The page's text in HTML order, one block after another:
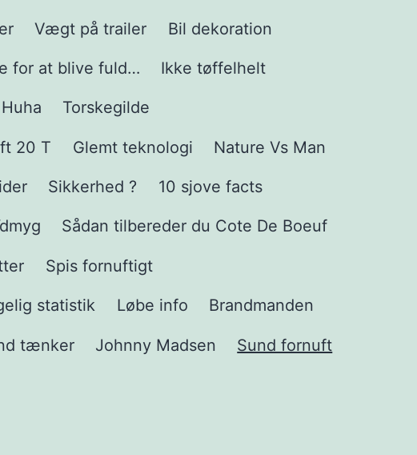
Vægt på trailer Bil dekoration
for at blive fuld… Ikke tøffelhelt
Huha Torskegilde
20 T Glemt teknologi Nature Vs Man
Sikkerhed ? 10 sjove facts
Sådan tilbereder du Cote De Boeuf
Spis fornuftigt
statistik Løbe info Brandmanden
tænker Johnny Madsen Sund fornuft